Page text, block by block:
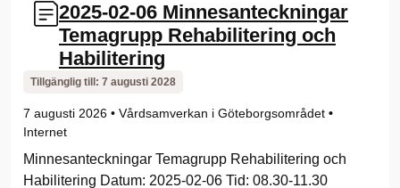
2025-02-06 Minnesanteckningar
Temagrupp Rehabilitering och
Habilitering
Tillgänglig till: 7 augusti 2028
7 augusti 2026 • Vårdsamverkan i Göteborgsområdet •
Internet
Minnesanteckningar Temagrupp Rehabilitering och
Habilitering Datum: 2025-02-06 Tid: 08.30-11.30